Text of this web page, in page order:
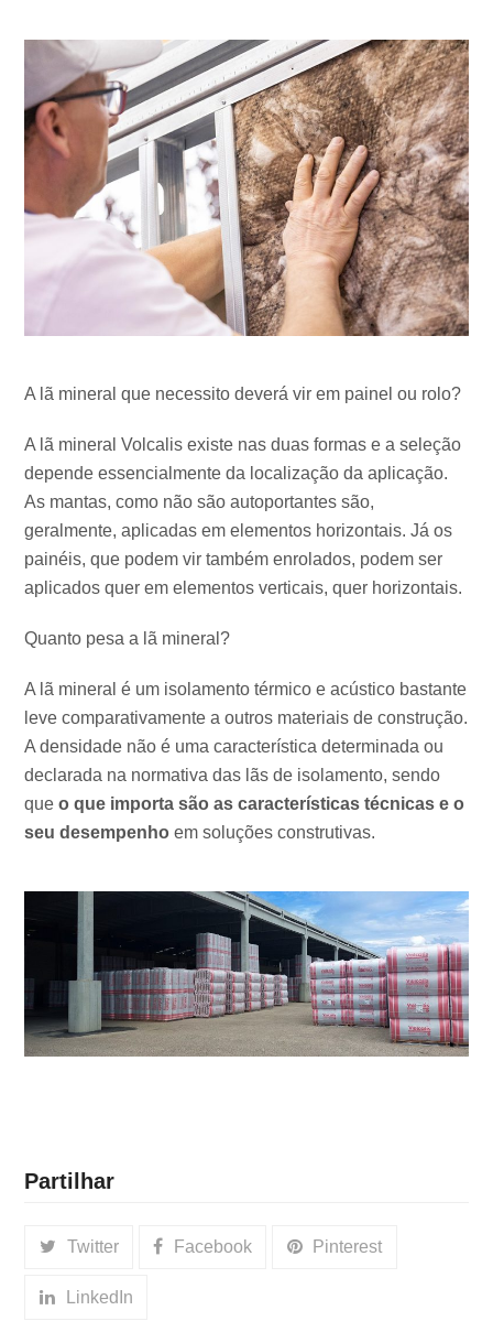
A lã mineral que necessito deverá vir em painel ou rolo?
A lã mineral Volcalis existe nas duas formas e a seleção
depende essencialmente da localização da aplicação.
As mantas, como não são autoportantes são,
geralmente, aplicadas em elementos horizontais. Já os
painéis, que podem vir também enrolados, podem ser
aplicados quer em elementos verticais, quer horizontais.
Quanto pesa a lã mineral?
A lã mineral é um isolamento térmico e acústico bastante
leve comparativamente a outros materiais de construção.
A densidade não é uma característica determinada ou
declarada na normativa das lãs de isolamento, sendo
queo que importa são as características técnicas e o
seu desempenho em soluções construtivas.
Partilhar
Twitter Facebook Pinterest
LinkedIn